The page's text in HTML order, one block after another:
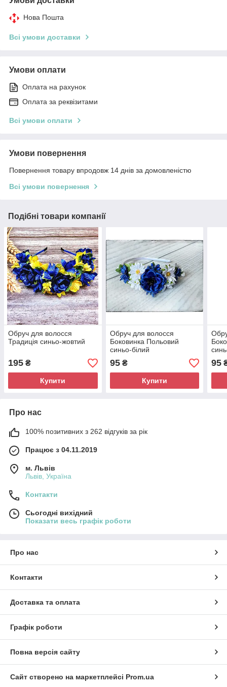
Нова Пошта
Всі умови доставки
Умови оплати
Оплата на рахунок
Оплата за реквізитами
Всі умови оплати
Умови повернення
Повернення товару впродовж 14 днів за домовленістю
Всі умови повернення
Подібні товари компанії
Обруч для волосся
Традиція синьо-жовтий
195 ₴
Купити
Обруч для волосся
Боковинка Польовий
синьо-білий
95₴
Купити
95
Про нас
100% позитивних з 262 відгуків за рік
Працює з 04.11.2019
м. Львів
Львів, Україна
Контакти
Сьогодні вихідний
Показати весь графік роботи
Про нас
Контакти
Доставка та оплата
Графік роботи
Повна версія сайту
Сайт створено на маркетплейсі Prom.ua